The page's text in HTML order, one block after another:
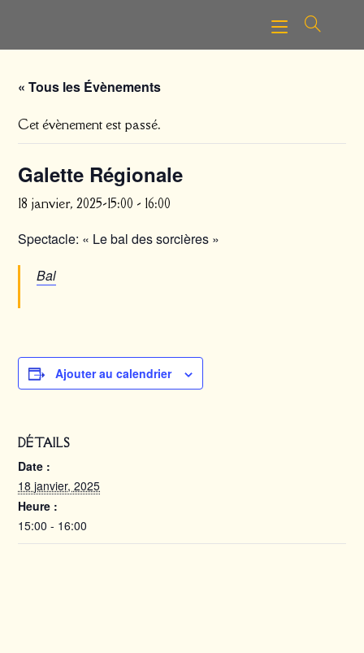
« Tous les Évènements
Cet évènement est passé.
Galette Régionale
18 janvier, 2025-15:00 - 16:00
Spectacle: « Le bal des sorcières »
Bal
Ajouter au calendrier
DÉTAILS
Date :
18 janvier, 2025
Heure :
15:00 - 16:00